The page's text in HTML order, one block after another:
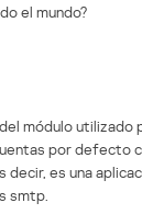
el mundo?
módulo utilizado
por defecto
decir, es una
smtp.